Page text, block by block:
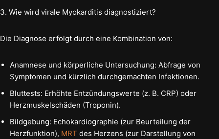
3. Wie wird virale Myokarditis diagnostiziert?
Die Diagnose erfolgt durch eine Kombination von:
Anamnese und körperliche Untersuchung: Abfrage von
Symptomen und kürzlich durchgemachten Infektionen.
Bluttests: Erhöhte Entzündungswerte (z. B. CRP) oder
Herzmuskelschäden (Troponin).
Bildgebung: Echokardiographie (zur Beurteilung der
Herzfunktion), MRT des Herzens (zur Darstellung von